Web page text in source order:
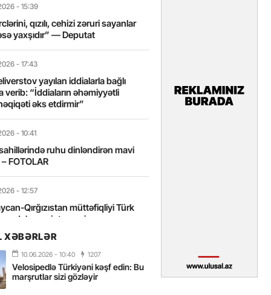
- 15:39
qızılı, cehizi zəruri sayanlar
yaxşıdır” — Deputat
- 17:43
yayılan iddialarla bağlı
verib: “İddiaların əhəmiyyətli
əks etdirmir”
- 10:41
ruhu dinləndirən mavi
FOTOLAR
- 12:57
Qırğızıstan müttəfiqliyi Türk
daha sıx inteqrasiyasına
- 10:18
Üzgüçülük Yarışı 38-ci
XƏBƏRLƏR
10.06.2026 - 10:40 1207
Velosipedlə Türkiyəni kəşf edin: Bu
marşrutlar sizi gözləyir